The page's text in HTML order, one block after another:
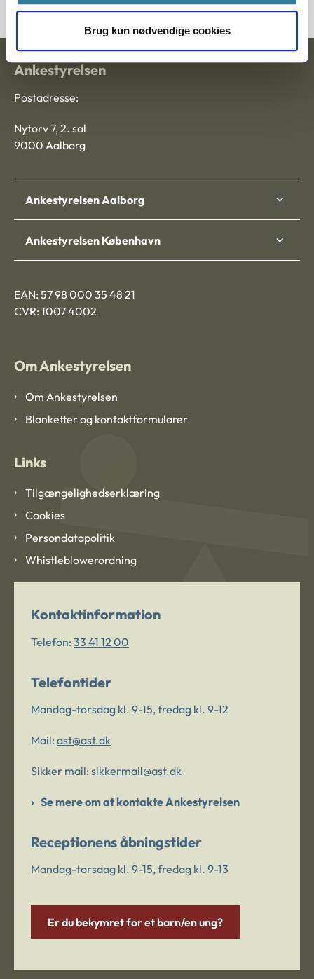
Brug kun nødvendige cookies
Ankestyrelsen
Postadresse:
Nytorv 7, 2. sal
9000 Aalborg
Ankestyrelsen Aalborg
Ankestyrelsen København
EAN: 57 98 000 35 48 21
CVR: 1007 4002
Om Ankestyrelsen
Om Ankestyrelsen
Blanketter og kontaktformularer
Links
Tilgængelighedserklæring
Cookies
Persondatapolitik
Whistleblowerordning
Kontaktinformation
Telefon: 33 41 12 00
Telefontider
Mandag-torsdag kl. 9-15, fredag kl. 9-12
Mail: ast@ast.dk
Sikker mail: sikkermail@ast.dk
Se mere om at kontakte Ankestyrelsen
Receptionens åbningstider
Mandag-torsdag kl. 9-15, fredag kl. 9-13
Er du bekymret for et barn/en ung?